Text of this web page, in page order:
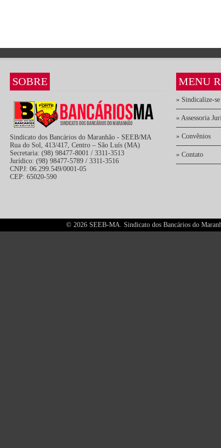
SOBRE
Sindicato dos Bancários do Maranhão - SEEB/MA
Rua do Sol, 413/417, Centro – São Luís (MA)
Secretaria: (98) 98477-8001 / 3311-3513
Jurídico: (98) 98477-5789 / 3311-3516
CNPJ: 06.299.549/0001-05
CEP: 65020-590
MENU
» Sindicalize-se
» Assessoria
» Convênios
» Contato
© 2026 SEEB-MA. Sindicato dos Bancários do